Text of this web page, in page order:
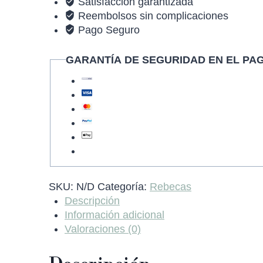
Reembolsos sin complicaciones
Pago Seguro
GARANTÍA DE SEGURIDAD EN EL
SKU: N/D Categoría: Rebecas
Descripción
Información adicional
Valoraciones (0)